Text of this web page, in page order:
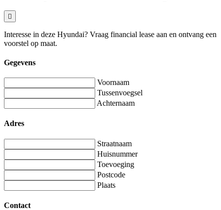
Interesse in deze Hyundai? Vraag financial lease aan en ontvang een
voorstel op maat.
Gegevens
Voornaam
Tussenvoegsel
Achternaam
Adres
Straatnaam
Huisnummer
Toevoeging
Postcode
Plaats
Contact